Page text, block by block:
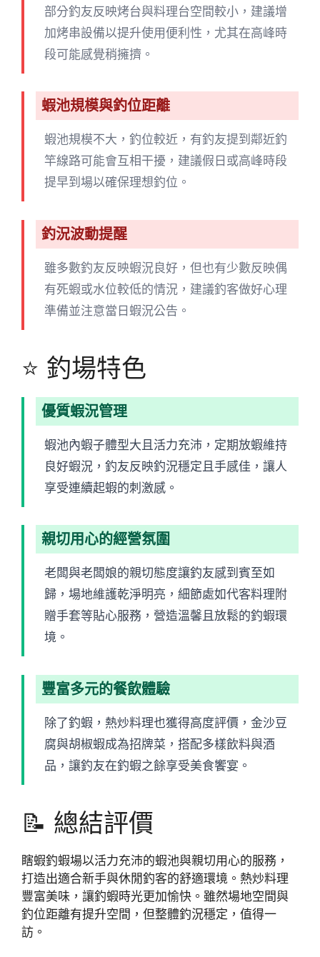
部分釣友反映烤台與料理台空間較小，建議增
加烤串設備以提升使用便利性，尤其在高峰時
段可能感覺稍擁擠。
蝦池規模與釣位距離
蝦池規模不大，釣位較近，有釣友提到鄰近釣
竿線路可能會互相干擾，建議假日或高峰時段
提早到場以確保理想釣位。
釣況波動提醒
雖多數釣友反映蝦況良好，但也有少數反映偶
有死蝦或水位較低的情況，建議釣客做好心理
準備並注意當日蝦況公告。
⭐ 釣場特色
優質蝦況管理
蝦池內蝦子體型大且活力充沛，定期放蝦維持
良好蝦況，釣友反映釣況穩定且手感佳，讓人
享受連續起蝦的刺激感。
親切用心的經營氛圍
老闆與老闆娘的親切態度讓釣友感到賓至如
歸，場地維護乾淨明亮，細節處如代客料理附
贈手套等貼心服務，營造溫馨且放鬆的釣蝦環
境。
豐富多元的餐飲體驗
除了釣蝦，熱炒料理也獲得高度評價，金沙豆
腐與胡椒蝦成為招牌菜，搭配多樣飲料與酒
品，讓釣友在釣蝦之餘享受美食饗宴。
📝 總結評價
瞎蝦釣蝦場以活力充沛的蝦池與親切用心的服務，
打造出適合新手與休閒釣客的舒適環境。熱炒料理
豐富美味，讓釣蝦時光更加愉快。雖然場地空間與
釣位距離有提升空間，但整體釣況穩定，值得一
訪。